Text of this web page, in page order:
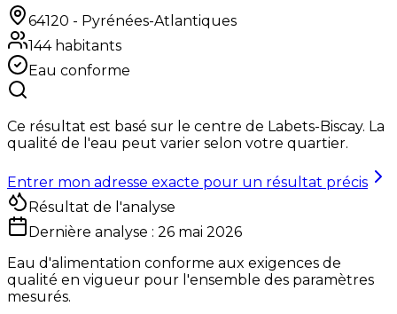
64120 - Pyrénées-Atlantiques
144habitants
Eau conforme
Ce résultat est basé sur le centre de Labets-Biscay. La
qualité de l'eau peut varier selon votre quartier.
Entrer mon adresse exacte pour un résultat précis
Résultat de l'analyse
Dernière analyse : 26 mai 2026
Eau d'alimentation conforme aux exigences de
qualité en vigueur pour l'ensemble des paramètres
mesurés.